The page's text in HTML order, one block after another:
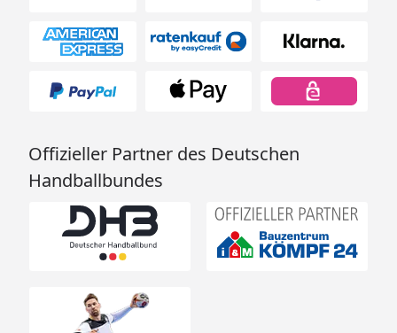
Offizieller Partner des Deutschen
Handballbundes